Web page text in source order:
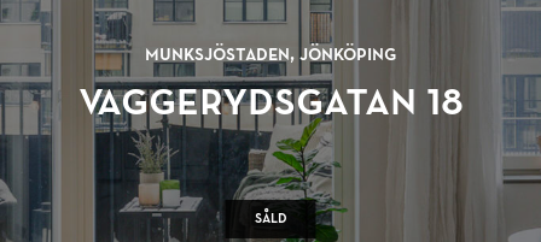
Munksjöstaden, Jönköping
Vaggerydsgatan 18
Såld